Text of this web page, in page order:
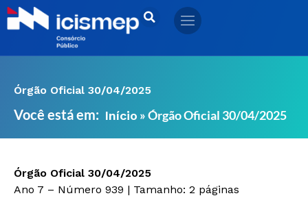
Ir
para
Órgão Oficial 30/04/2025
Você está em: Início »Órgão Oficial 30/04/2025
Órgão Oficial 30/04/2025
Ano 7 – Número 939 | Tamanho: 2 páginas